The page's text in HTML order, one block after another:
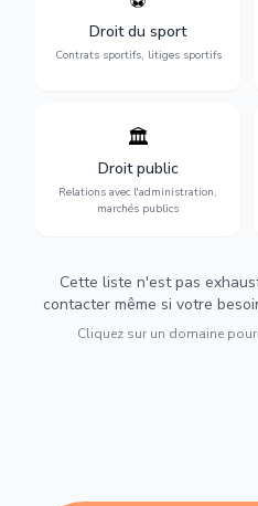
Droit du sport
Contrats sportifs, litiges sportifs
transferts, sponsoring et
contentieux.
🏛️
Droit public
Relations avec l'administration,
marchés publics
Gestion de vos relations
avec l'administration :
marchés publics,
urbanisme et contentieux.
Cette liste n'est pas
contacter même si votre
Cliquez sur un domaine